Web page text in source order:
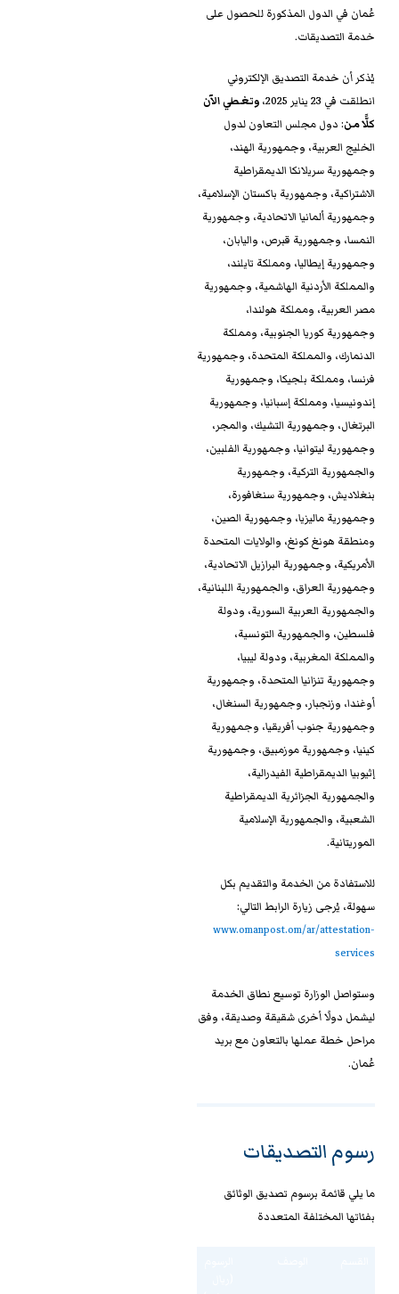
عُمان في الدول المذكورة للحصول على
خدمة التصديقات.
يُذكر أن خدمة التصديق الإلكتروني
انطلقت في 23 يناير 2025،
وتغطي الآن
كلًّا من: دول مجلس التعاون لدول
الخليج العربية، وجمهورية الهند،
وجمهورية سريلانكا الديمقراطية
الاشتراكية، وجمهورية باكستان الإسلامية،
وجمهورية ألمانيا الاتحادية، وجمهورية
النمسا، وجمهورية قبرص، واليابان،
وجمهورية إيطاليا، ومملكة تايلند،
والمملكة الأردنية الهاشمية، وجمهورية
مصر العربية، ومملكة هولندا،
وجمهورية كوريا الجنوبية، ومملكة
الدنمارك، والمملكة المتحدة، وجمهورية
فرنسا، ومملكة بلجيكا، وجمهورية
إندونيسيا، ومملكة إسبانيا، وجمهورية
البرتغال، وجمهورية التشيك، والمجر،
وجمهورية ليتوانيا، وجمهورية الفلبين،
والجمهورية التركية، وجمهورية
بنغلاديش، وجمهورية سنغافورة،
وجمهورية ماليزيا، وجمهورية الصين،
ومنطقة هونغ كونغ، والولايات المتحدة
الأمريكية، وجمهورية البرازيل الاتحادية،
وجمهورية العراق، والجمهورية اللبنانية،
والجمهورية العربية السورية، ودولة
فلسطين، والجمهورية التونسية،
والمملكة المغربية، ودولة ليبيا،
وجمهورية تنزانيا المتحدة، وجمهورية
أوغندا، وزنجبار، وجمهورية السنغال،
وجمهورية جنوب أفريقيا، وجمهورية
كينيا، وجمهورية موزمبيق، وجمهورية
إثيوبيا الديمقراطية الفيدرالية،
والجمهورية الجزائرية الديمقراطية
الشعبية، والجمهورية الإسلامية
الموريتانية.
للاستفادة من الخدمة والتقديم بكل
سهولة، يُرجى زيارة الرابط التالي:
www.omanpost.om/ar/attestation-
services
وستواصل الوزارة توسيع نطاق الخدمة
ليشمل دولًا أخرى شقيقة وصديقة، وفق
مراحل خطة عملها بالتعاون مع بريد
عُمان.
رسوم التصديقات
ما يلي قائمة برسوم تصديق الوثائق
بفئاتها المختلفة المتعددة